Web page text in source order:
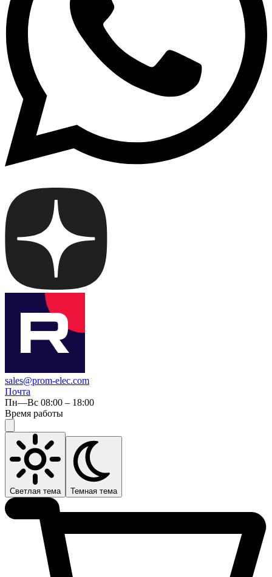
sales@prom-elec.com
Почта
Пн—Вс 08:00 – 18:00
Время работы
Светлая тема Темная тема